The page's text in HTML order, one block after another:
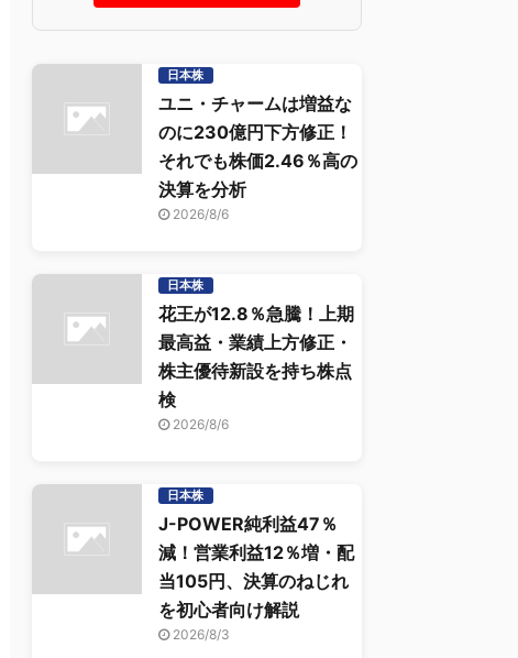
日本株
ユニ・チャームは増益な
のに230億円下方修正！
それでも株価2.46％高の
決算を分析
2026/8/6
日本株
花王が12.8％急騰！上期
最高益・業績上方修正・
株主優待新設を持ち株点
検
2026/8/6
日本株
J-POWER純利益47％
減！営業利益12％増・配
当105円、決算のねじれ
を初心者向け解説
2026/8/3